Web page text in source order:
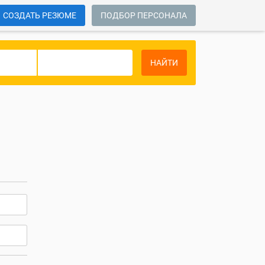
СОЗДАТЬ РЕЗЮМЕ ПОДБОР ПЕРСОНАЛА
НАЙТИ